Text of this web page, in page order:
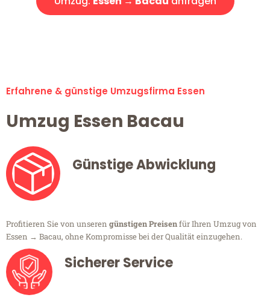
Erfahrene & günstige Umzugsfirma Essen
Umzug Essen Bacau
Günstige Abwicklung
Profitieren Sie von unseren günstigen Preisenfür Ihren Umzug von
Essen → Bacau, ohne Kompromisse bei der Qualität einzugehen.
Sicherer Service